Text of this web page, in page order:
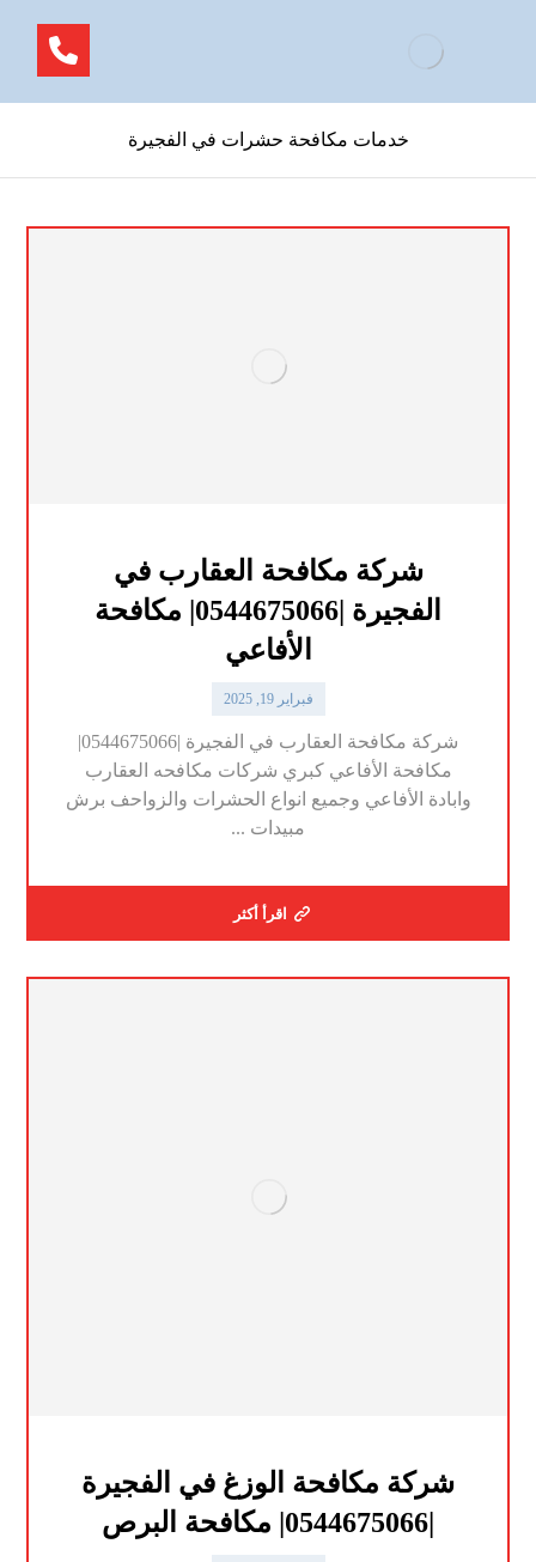
خدمات مكافحة حشرات في الفجيرة
شركة مكافحة العقارب في
الفجيرة |0544675066| مكافحة
الأفاعي
فبراير 19, 2025
شركة مكافحة العقارب في الفجيرة |0544675066|
مكافحة الأفاعي كبري شركات مكافحه العقارب
وابادة الأفاعي وجميع انواع الحشرات والزواحف برش
مبيدات ...
اقرأ أكثر
شركة مكافحة الوزغ في الفجيرة